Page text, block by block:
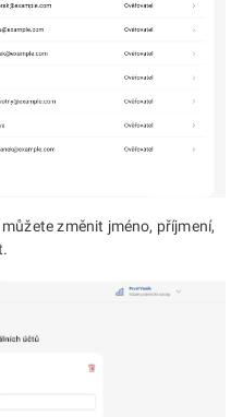
změnit jméno, příjmení,